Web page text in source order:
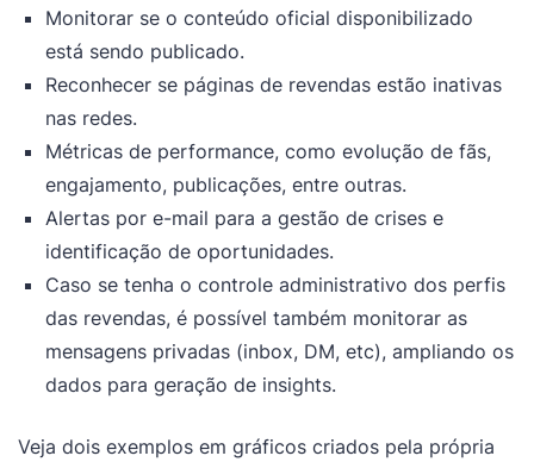
Monitorar se o conteúdo oficial disponibilizado
está sendo publicado.
Reconhecer se páginas de revendas estão inativas
nas redes.
Métricas de performance, como evolução de fãs,
engajamento, publicações, entre outras.
Alertas por e-mail para a gestão de crises e
identificação de oportunidades.
Caso se tenha o controle administrativo dos perfis
das revendas, é possível também monitorar as
mensagens privadas (inbox, DM, etc), ampliando os
dados para geração de insights.
Veja dois exemplos em gráficos criados pela própria